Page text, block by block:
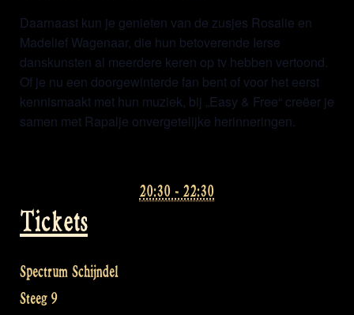
Tickets
20:30 - 22:30
Spectrum Schijndel
Steeg 9
Daarnaast kun je genieten van de zusjes Rosalie en
Madelief Wagenaar, die hun betoverende Ierse
danskunsten al meerdere keren op tv hebben vertoond.
Of je nu een doorgewinterde fan bent of voor het eerst
kennismaakt met hun muziek, bij „Easy & Free“ creëer je
samen met Rapalje onvergetelijke herinneringen.